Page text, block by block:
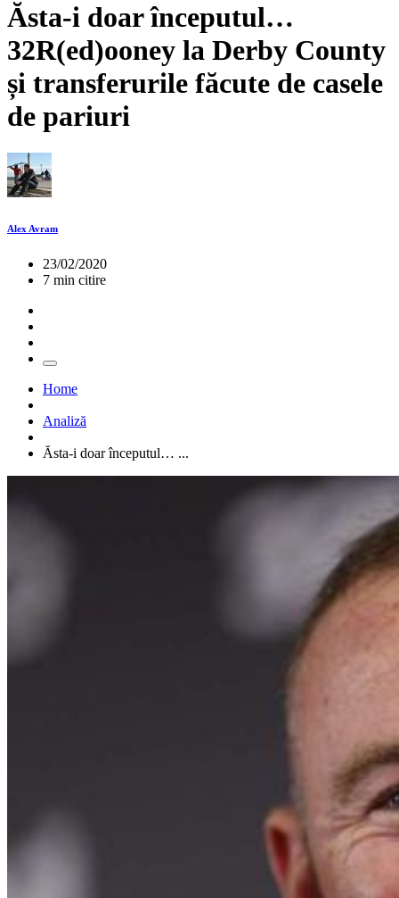
Ăsta-i doar începutul…
32R(ed)ooney la Derby County
și transferurile făcute de casele
de pariuri
Alex Avram
23/02/2020
7 min citire
Home
Analiză
Ăsta-i doar începutul… ...